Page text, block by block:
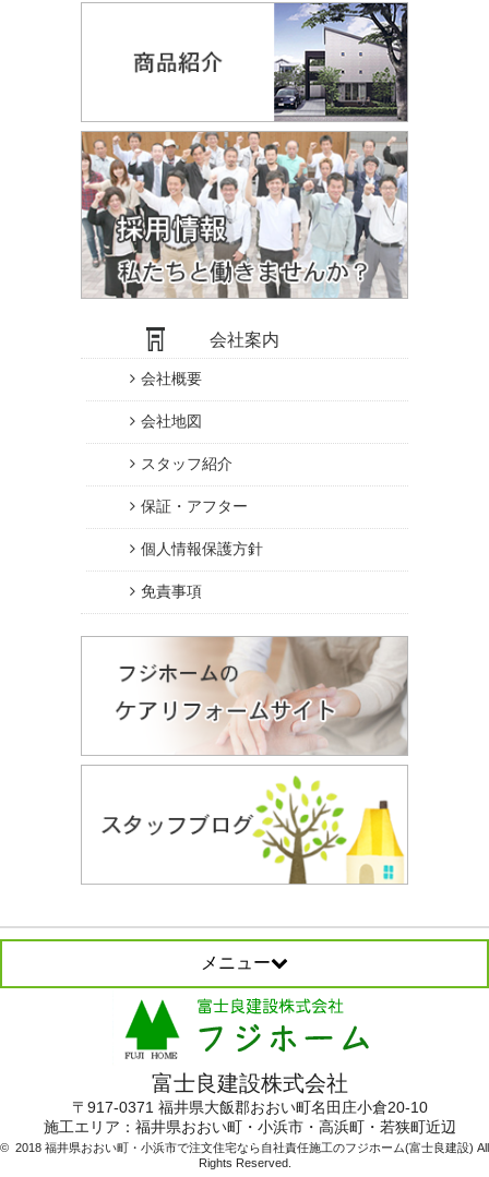
会社案内
会社概要
会社地図
スタッフ紹介
保証・アフター
個人情報保護方針
免責事項
メニュー
富士良建設株式会社
〒917-0371 福井県大飯郡おおい町名田庄小倉20-10
施工エリア： 福井県おおい町・小浜市・高浜町・若狭町近辺
© 2018 福井県おおい町・小浜市で注文住宅なら自社責任施工のフジホーム(富士良建設) All
Rights Reserved.